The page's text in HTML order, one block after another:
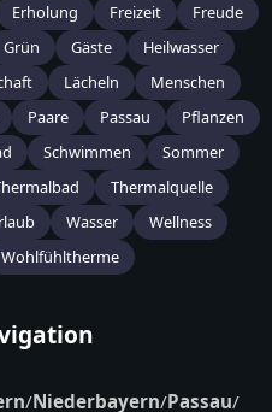
Erholung Freizeit
Freude
Grün Gäste
Heilwasser
Lächeln
Menschen
Paare Passau
Pflanzen
Schwimmen
Sommer
Thermalquelle
Wasser
Wellness
Wohlfühltherme
/Niederbayern/Passau/